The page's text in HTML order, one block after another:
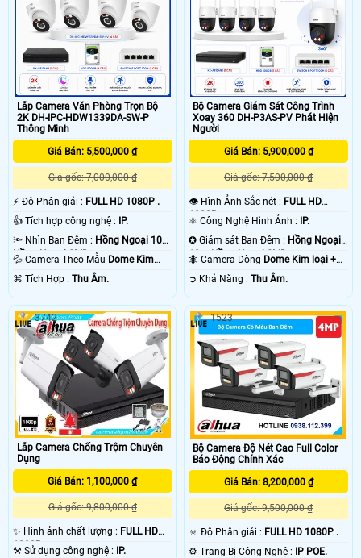
Lắp Camera Văn Phòng Trọn Bộ
2K DH-IPC-HDW1339DA-SW-P
Thông Minh
Giá Bán: 5,500,000 ₫
Giá gốc: 7,000,000 ₫
️⚡ Độ Phân giải : FULL HD 1080P .
👍 Tích hợp công nghệ : IP.
🔦 Nhìn Ban Đêm : Hồng Ngoại 10m
Hồng Ngoại SMD.
💦 Camera Theo Mẫu Dome Kim
loại + Nhựa. ️⌘ Tích Hợp : Thu Âm.
Bộ Camera Giám Sát Công Trình
Xoay 360 DH-P3AS-PV Phát Hiện
Người
Giá Bán: 5,900,000 ₫
Giá gốc: 7,500,000 ₫
👁 Hình Ảnh Sắc nét : FULL HD
1080P .
⚛️ Công Nghệ Hình Ảnh : IP.
✪ Giám sát Ban Đêm : Hồng Ngoại
10m Hồng Ngoại SMD.
🐜 Camera Dòng Dome Kim loại +
Nhựa.
️➲ Khả Năng :Thu Âm.
Lắp Camera Chống Trộm Chuyên
Dụng
Giá Bán: 1,100,000 ₫
Giá gốc: 9,800,000 ₫
✨ Hình ảnh chất lượng : FULL HD
1080P .
⚒ Sử dụng công nghệ : IP.
3742
Bộ Camera Độ Nét Cao Full Color
Báo Động Chính Xác
Giá Bán: 8,200,000 ₫
Giá gốc: 9,500,000 ₫
🔅 Độ Phân giải : FULL HD 1080P .
⚙ Trang Bị Công Nghệ :
IP POE.
1523